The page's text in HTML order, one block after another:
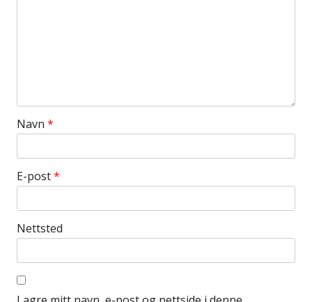
Navn *
E-post*
Nettsted